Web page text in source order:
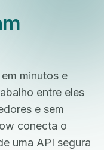
minutos e
entre eles
e sem
conecta o
uma API segura